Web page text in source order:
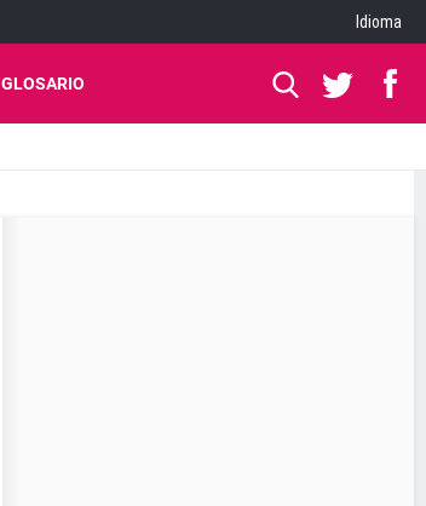
Idioma
GLOSARIO